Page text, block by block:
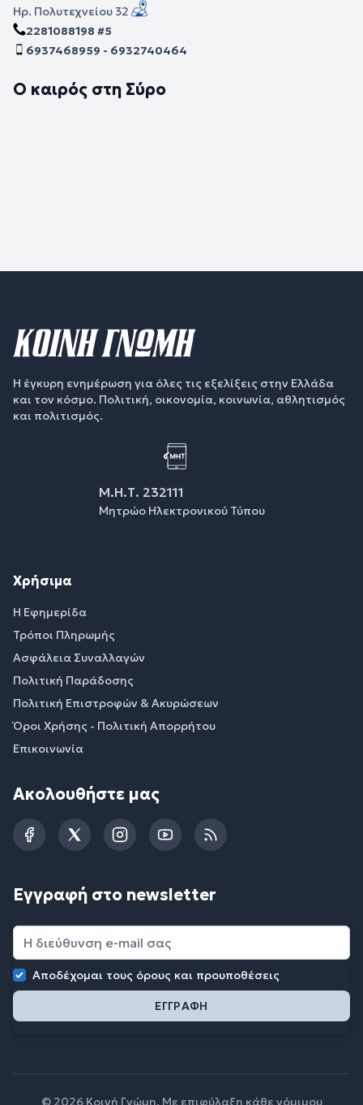
Ηρ. Πολυτεχνείου 32
2281088198 #5
6937468959 - 6932740464
Ο καιρός στη Σύρο
Η έγκυρη ενημέρωση για όλες τις εξελίξεις στην Ελλάδα
και τον κόσμο. Πολιτική, οικονομία, κοινωνία, αθλητισμός
και πολιτισμός.
Μ.Η.Τ. 232111
Μητρώο Ηλεκτρονικού Τύπου
Χρήσιμα
Η Εφημερίδα
Τρόποι Πληρωμής
Ασφάλεια Συναλλαγών
Πολιτική Παράδοσης
Πολιτική Επιστροφών & Ακυρώσεων
Όροι Χρήσης - Πολιτική Απορρήτου
Επικοινωνία
Ακολουθήστε μας
FacebookTwitterInstagramYouTubeRSS
Εγγραφή στο newsletter
Αποδέχομαι τους όρους και προυποθέσεις
© 2026 Κοινή Γνώμη. Με επιφύλαξη κάθε νόμιμου